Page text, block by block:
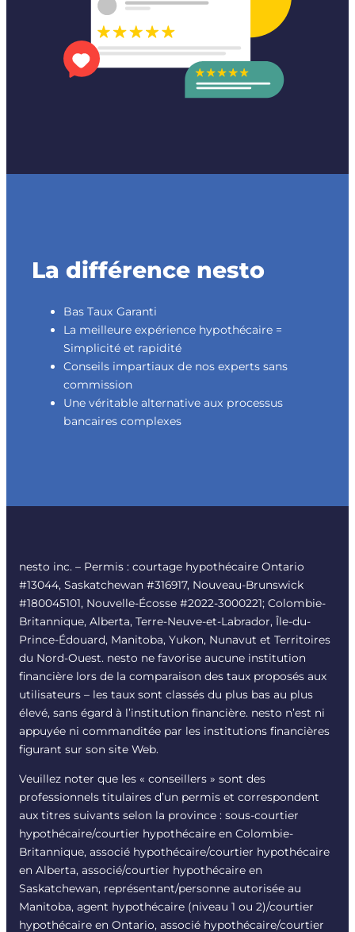
La différence nesto
Bas Taux Garanti
La meilleure expérience hypothécaire =
Simplicité et rapidité
Conseils impartiaux de nos experts sans
commission
Une véritable alternative aux processus
bancaires complexes
nesto inc. – Permis : courtage hypothécaire Ontario
#13044, Saskatchewan #316917, Nouveau-Brunswick
#180045101, Nouvelle-Écosse #2022-3000221; Colombie-
Britannique, Alberta, Terre-Neuve-et-Labrador, Île-du-
Prince-Édouard, Manitoba, Yukon, Nunavut et Territoires
du Nord-Ouest. nesto ne favorise aucune institution
financière lors de la comparaison des taux proposés aux
utilisateurs – les taux sont classés du plus bas au plus
élevé, sans égard à l’institution financière. nesto n’est ni
appuyée ni commanditée par les institutions financières
figurant sur son site Web.
Veuillez noter que les « conseillers » sont des
professionnels titulaires d’un permis et correspondent
aux titres suivants selon la province : sous-courtier
hypothécaire/courtier hypothécaire en Colombie-
Britannique, associé hypothécaire/courtier hypothécaire
en Alberta, associé/courtier hypothécaire en
Saskatchewan, représentant/personne autorisée au
Manitoba, agent hypothécaire (niveau 1 ou 2)/courtier
hypothécaire en Ontario, associé hypothécaire/courtier